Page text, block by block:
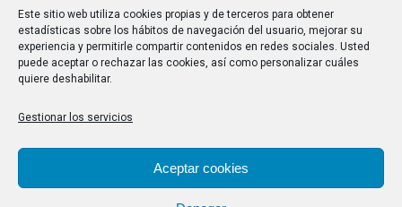
Este sitio web utiliza cookies propias y de terceros para obtener
estadísticas sobre los hábitos de navegación del usuario, mejorar su
experiencia y permitirle compartir contenidos en redes sociales. Usted
puede aceptar o rechazar las cookies, así como personalizar cuáles
quiere deshabilitar.
Gestionar los servicios
Aceptar cookies
Aviso Legal|Política de privacidad|Política de cookies